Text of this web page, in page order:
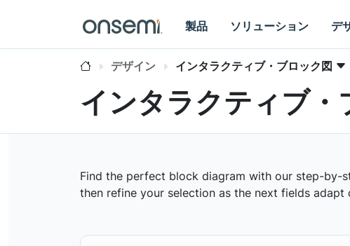
製品 ソリューション デ
デザイン インタラクティブ・ブロック図
インタラクティブ・
Find the perfect block diagram with our step-by-
then refine your selection as the next fields